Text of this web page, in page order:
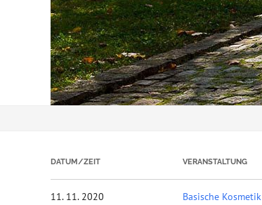
DATUM/ZEIT VERANSTALTUNG
11. 11. 2020 Basische Kosmetik